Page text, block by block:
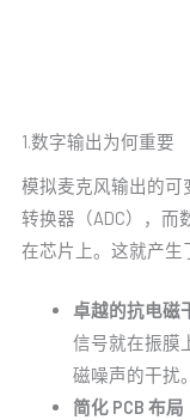
1.数字输出为何重要
模拟麦克风输出的可
转换器（ADC），而
在芯片上。这就产生
卓越的抗电磁
信号就在振膜
磁噪声的干扰。
简化 PCB 布局